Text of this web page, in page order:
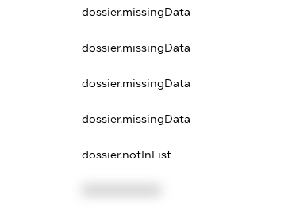
dossier.missingData
dossier.missingData
dossier.missingData
dossier.missingData
dossier.notInList